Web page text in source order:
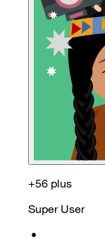
+56 plus
Super User
•